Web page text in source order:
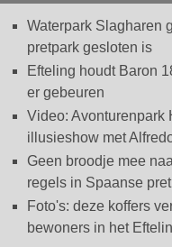
Waterpark Slagharen
pretpark gesloten is
Efteling houdt Baron
er gebeuren
Video: Avonturenpark
illusieshow met
Geen broodje mee
regels in Spaanse
Foto's: deze koffers
bewoners in het